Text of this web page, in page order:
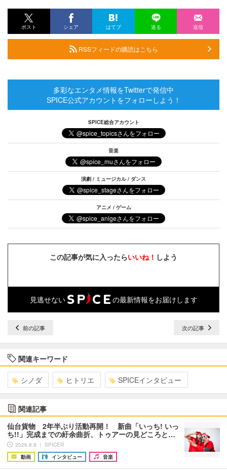
ポスト シェア はてブ 送る 送信
RSSフィードの購読はこちら
多彩なエンタメ情報をTwitterで発信中
SPICE公式アカウントをフォローしよう！
SPICE総合アカウント
音楽
演劇 / ミュージカル / ダンス
アニメ / ゲーム
この記事が気に入ったらいいね！ しよう
見逃せない の最新情報をお届けします
前の記事 次の記事
関連キーワード
シノダ ヒトリエ SPICEインタビュー
関連記事
仙台貨物 2年半ぶり活動再開！ 新曲「いっち! いっ
ち!!」完成までの紆余曲折、トゥアーの見どころと…
2026.8.8 ｜ SPICER
動画
インタビュー 音楽